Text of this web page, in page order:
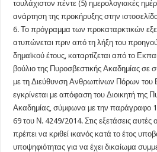
τουλάχιστον πέντε (5) ημερολογιακές
ανάρτηση της προκήρυξης στην
6. Το πρόγραμμα των προκαταρκτικών
ατυπώνεται πριν από τη λήξη του
δημαϊκού έτους, καταρτίζεται από το
βούλιο της Πυροσβεστικής Ακαδημίας σε
με τη Διεύθυνση Ανθρωπίνων Πόρων του
εγκρίνεται με απόφαση του Διοικητή της
Ακαδημίας, σύμφωνα με την παράγραφο
69 του Ν. 4249/2014. Στις εξετάσεις αυτές
πρέπει να κριθεί ικανός κατά το έτος
υποψηφιότητας για να έχει δικαίωμα